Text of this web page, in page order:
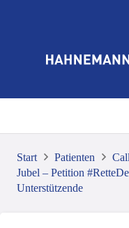
Start Patienten
Jubel – Petition
Unterstützende